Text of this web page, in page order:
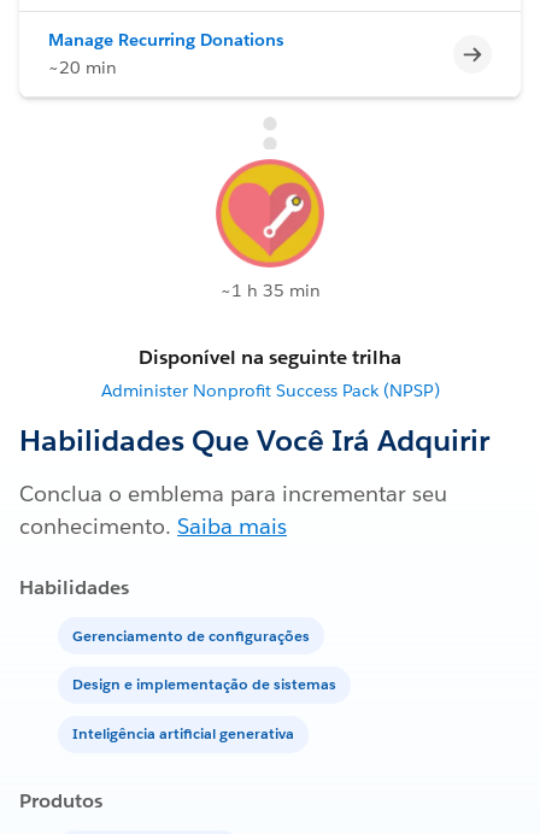
Manage Recurring Donations
~20 min
~1 h 35 min
Disponível na seguinte trilha
Administer Nonprofit Success Pack (NPSP)
Habilidades Que Você Irá Adquirir
Conclua o emblema para incrementar seu
conhecimento. Saiba mais
Habilidades
Gerenciamento de configurações
Design e implementação de sistemas
Inteligência artificial generativa
Produtos